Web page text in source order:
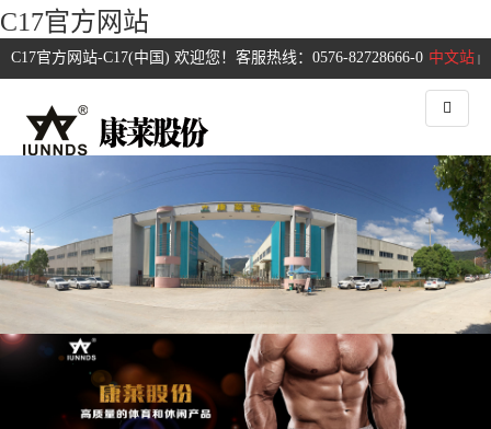
C17官方网站
中文站 |
C17官方网站-C17(中国) 欢迎您！客服热线：0576-82728666-0